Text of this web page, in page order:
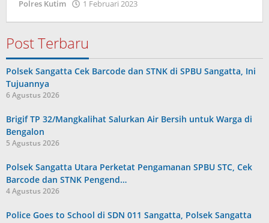
Polres Kutim 1 Februari 2023
Post Terbaru
Polsek Sangatta Cek Barcode dan STNK di SPBU Sangatta, Ini
Tujuannya
6 Agustus 2026
Brigif TP 32/Mangkalihat Salurkan Air Bersih untuk Warga di
Bengalon
5 Agustus 2026
Polsek Sangatta Utara Perketat Pengamanan SPBU STC, Cek
Barcode dan STNK Pengend…
4 Agustus 2026
Police Goes to School di SDN 011 Sangatta, Polsek Sangatta